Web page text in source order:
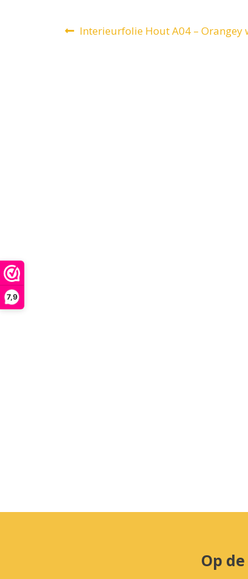
7,9
Bericht
Vorig
Interieurfolie Hout A04 – Orangey
Op